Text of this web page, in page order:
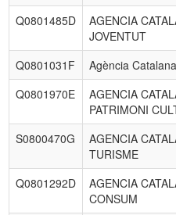
Q0801485D
AGENCIA
JOVENTUT
Q0801031F Agència
Q0801970E
AGENCIA
PATRIMONI
S0800470G
AGENCIA
TURISME
Q0801292D
AGENCIA
CONSUM